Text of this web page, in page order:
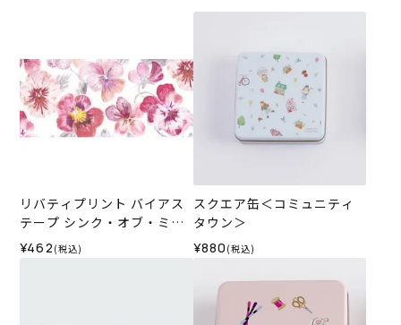
リバティプリント バイアス
テープ シンク・オブ・ミー
＜15P＞
¥462 (税込)
スクエア缶＜コミュニティ
タウン＞
¥880 (税込)